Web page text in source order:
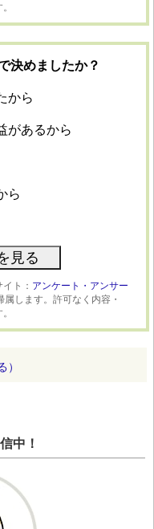
決めましたか？
から
があるから
ら
ト： アンケート・アンサー
します。許可なく内容・
）
中！